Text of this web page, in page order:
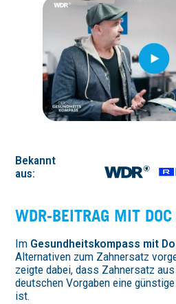
Bekannt
aus:
WDR-BEITRAG MIT DOC
Im Gesundheitskompass mit
Alternativen zum Zahnersatz
zeigte dabei, dass Zahnersatz
deutschen Vorgaben eine
ist.